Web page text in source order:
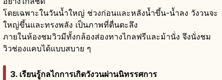
โดยเฉพาะในวันน้ำใหญ่ ช่วงก่อนและหลังน้ำขึ้น-น้ำลง วังวนจะ
ใหญ่ขึ้นและทรงพลัง เป็นภาพที่ตื่นตะลึง
ภายในห้องชมวิวมีทั้งกล้องส่องทางไกลฟรีและม้านั่ง จึงนั่งชม
วิวช่องแคบได้แบบสบาย ๆ
3. เรียนรู้กลไกการเกิดวังวนผ่านนิทรรศการ